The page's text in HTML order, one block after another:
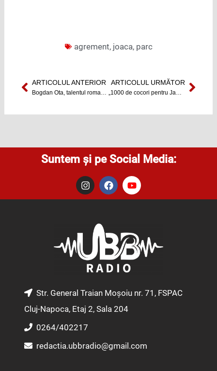
agrement, joaca, parc
Prev
ARTICOLUL ANTERIOR ARTICOLUL URMĂTORNext
Suntem și pe Social Media:
I
n
s
m
F
a
c
o
k
Y
o
u
e
Str. General Traian Moșoiu nr. 71, FSPAC
Cluj-Napoca, Etaj 2, Sala 204
0264/402217
redactia.ubbradio@gmail.com